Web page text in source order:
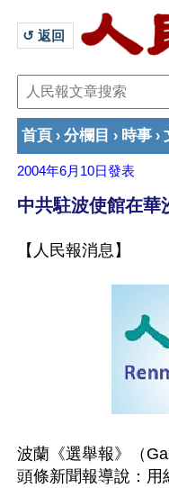
↺ 返回
首頁 › 分欄目 › 時事 ›
2004年6月10日發表
中共駐波使館在華
【人民報消息】
波蘭《選舉報》（
頭條新聞報導說：用